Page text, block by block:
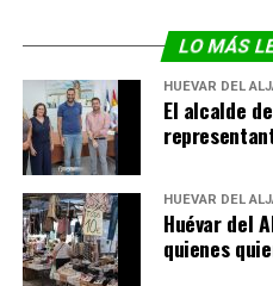
LO MÁS
HUÉVAR DEL
El alcalde
HUÉVAR DEL
Huévar del
quienes